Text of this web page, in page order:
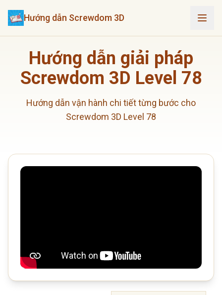
Hướng dẫn Screwdom 3D
Hướng dẫn giải pháp
Screwdom 3D Level 78
Hướng dẫn vận hành chi tiết từng bước cho
Screwdom 3D Level 78